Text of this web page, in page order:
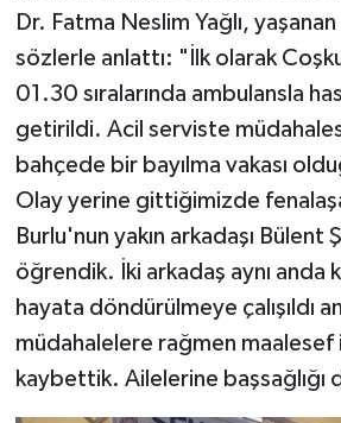
Dr. Fatma Neslim Yağlı, yaşanan
sözlerle anlattı: "İlk olarak
01.30 sıralarında ambulansla
getirildi. Acil serviste
bahçede bir bayılma vakası
Olay yerine gittiğimizde
Burlu'nun yakın arkadaşı Bülent
öğrendik. İki arkadaş aynı anda
hayata döndürülmeye çalışıldı
müdahalelere rağmen maalesef
kaybettik. Ailelerine başsağlığı